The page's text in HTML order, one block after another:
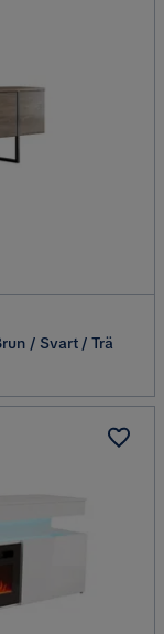
/ Svart / Trä